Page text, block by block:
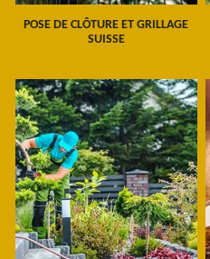
POSE DE CLÔTURE ET GRILLAGE
SUISSE